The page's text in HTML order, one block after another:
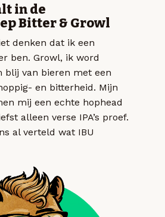
in de
Bitter & Growl
denken dat ik een
ben. Growl, ik word
blij van bieren met een
en bitterheid. Mijn
mij een echte hophead
alleen verse IPA’s proef.
al verteld wat IBU